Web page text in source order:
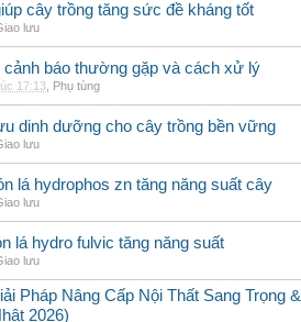
cây trồng tăng sức đề kháng tốt
lưu
cảnh báo thường gặp và cách xử lý
17:13 Phụ tùng
dinh dưỡng cho cây trồng bền vững
lưu
lá hydrophos zn tăng năng suất cây
lưu
lá hydro fulvic tăng năng suất
lưu
Pháp Nâng Cấp Nội Thất Sang Trọng &
2026)